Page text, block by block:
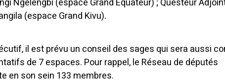
Ngelengbi (espace Grand Equateur) ; Questeur
(espace Grand Kivu).
il est prévu un conseil des sages qui sera aussi
de 7 espaces. Pour rappel, le Réseau de députés
en son sein 133 membres.